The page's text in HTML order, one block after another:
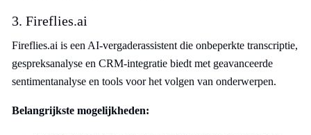
3. Fireflies.ai
Fireflies.ai is een AI-vergaderassistent die onbeperkte transcriptie,
gespreksanalyse en CRM-integratie biedt met geavanceerde
sentimentanalyse en tools voor het volgen van onderwerpen.
Belangrijkste mogelijkheden: